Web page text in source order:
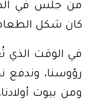
من جلس في
كان شكل الطعام
في الوقت الذي
رؤوسنا، وندفع
ومن بيوت